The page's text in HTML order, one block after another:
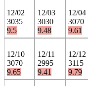
12/02
3035
9.5
12/03
3030
9.48
12/04
3070
9.61
12/10
3070
9.65
12/11
2995
9.41
12/12
3115
9.79